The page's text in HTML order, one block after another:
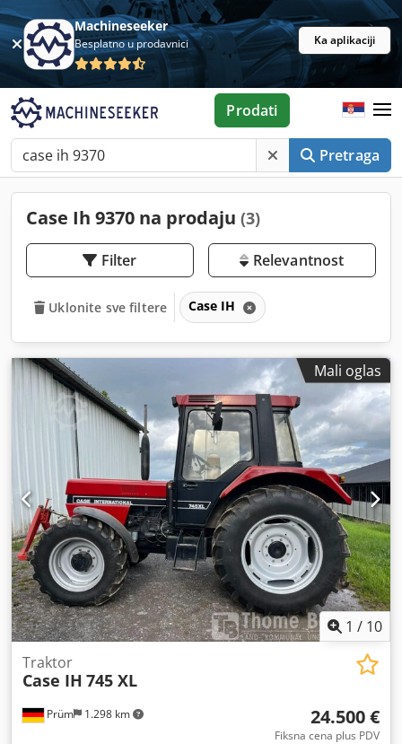
Machineseeker
Besplatno u prodavnici Ka aplikaciji
Pretraga
Prodati
Case Ih 9370 na prodaju (3)
Filter Relevantnost
Uklonite sve filtere Case IH
Mali oglas
1 / 10
Prüm 1.298 km
Traktor
Case IH 745 XL
24.500 €
Fiksna cena plus PDV